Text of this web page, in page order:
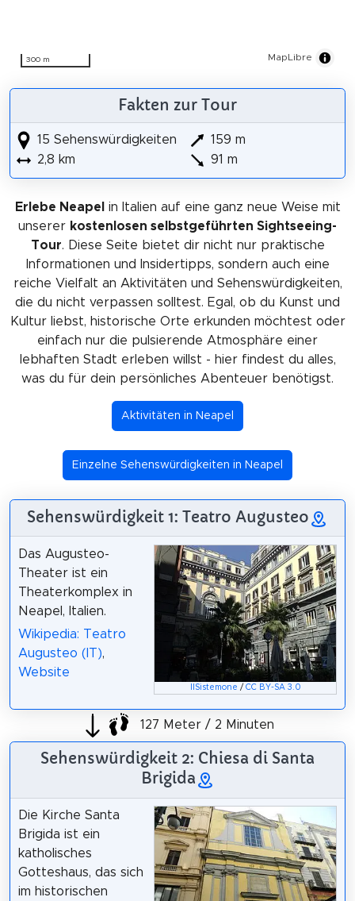
300 m MapLibre
Fakten zur Tour
15 Sehenswürdigkeiten
2,8 km
159 m
91 m
Erlebe Neapel
in Italien auf eine ganz neue Weise mit
unserer kostenlosen selbstgeführten Sightseeing-
Tour. Diese Seite bietet dir nicht nur praktische
Informationen und Insidertipps, sondern auch eine
reiche Vielfalt an Aktivitäten und Sehenswürdigkeiten,
die du nicht verpassen solltest. Egal, ob du Kunst und
Kultur liebst, historische Orte erkunden möchtest oder
einfach nur die pulsierende Atmosphäre einer
lebhaften Stadt erleben willst - hier findest du alles,
was du für dein persönliches Abenteuer benötigst.
Aktivitäten in Neapel
Einzelne Sehenswürdigkeiten in Neapel
Sehenswürdigkeit 1: Teatro Augusteo
IlSistemone / CC BY-SA 3.0
Das Augusteo-
Theater ist ein
Theaterkomplex in
Neapel, Italien.
Wikipedia: Teatro
Augusteo (IT),
Website
127 Meter / 2 Minuten
Sehenswürdigkeit 2: Chiesa di Santa
Brigida
Die Kirche Santa
Brigida ist ein
katholisches
Gotteshaus, das sich
im historischen